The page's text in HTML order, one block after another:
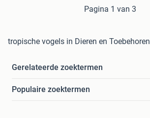
Pagina 1 van 3
tropische vogels in Dieren en Toebehoren
Gerelateerde zoektermen
Populaire zoektermen